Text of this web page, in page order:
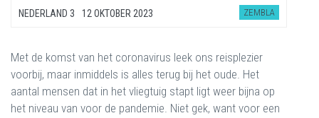
NEDERLAND 3 12 OKTOBER 2023 ZEMBLA
Met de komst van het coronavirus leek ons reisplezier
voorbij, maar inmiddels is alles terug bij het oude. Het
aantal mensen dat in het vliegtuig stapt ligt weer bijna op
het niveau van voor de pandemie. Niet gek, want voor een